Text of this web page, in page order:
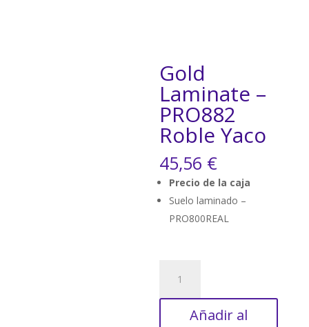
Gold
Laminate –
PRO882
Roble Yaco
45,56 €
Precio de la caja
Suelo laminado –
PRO800REAL
Laminate
-
PRO882Añadir al